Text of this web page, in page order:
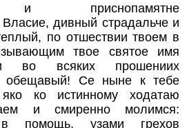
и приснопамятне
дивный страдальче и
по отшествии твоем в
твое святое имя
и во всяких прошениих
обещавый! Се ныне к тебе
ко истинному ходатаю
и смиренно молимся:
помощь, узами грехов